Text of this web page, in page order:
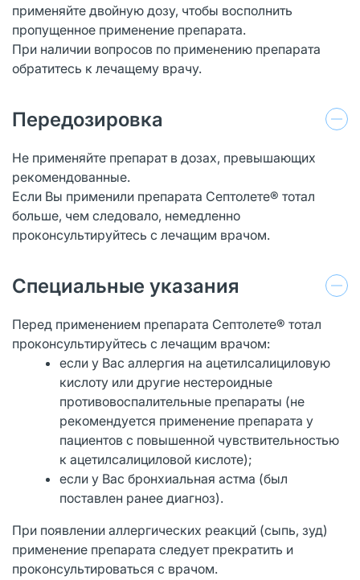
применяйте двойную дозу, чтобы восполнить
пропущенное применение препарата.
При наличии вопросов по применению препарата
обратитесь к лечащему врачу.
Передозировка
Не применяйте препарат в дозах, превышающих
рекомендованные.
Если Вы применили препарата Септолете® тотал
больше, чем следовало, немедленно
проконсультируйтесь с лечащим врачом.
Специальные указания
Перед применением препарата Септолете® тотал
проконсультируйтесь с лечащим врачом:
если у Вас аллергия на ацетилсалициловую
кислоту или другие нестероидные
противовоспалительные препараты (не
рекомендуется применение препарата у
пациентов с повышенной чувствительностью
к ацетилсалициловой кислоте);
если у Вас бронхиальная астма (был
поставлен ранее диагноз).
При появлении аллергических реакций (сыпь, зуд)
применение препарата следует прекратить и
проконсультироваться с врачом.